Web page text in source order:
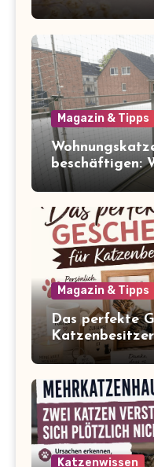
Magazin & Tipps
beschäftigen:
Balkon zum
Magazin & Tipps
Das perfekte
Katzenbesitzer
Katzenwissen